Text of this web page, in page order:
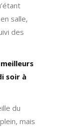
salle,
des
soir à
du
mais